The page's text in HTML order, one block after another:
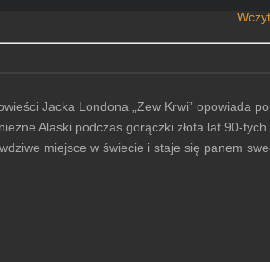
Jacka Londona „Zew Krwi” opowiada
Alaski podczas gorączki złota lat 90-
miejsce w świecie i staje się panem